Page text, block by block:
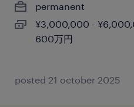
permanent
¥3,000,000 -
600万円
posted 21 october 2025